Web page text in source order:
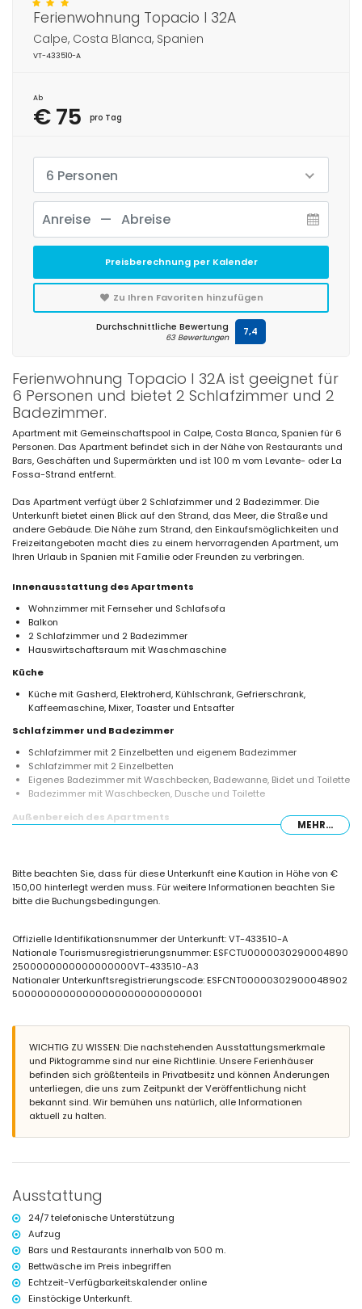
Ferienwohnung Topacio I 32A ist geeignet für
6 Personen und bietet 2 Schlafzimmer und 2
Badezimmer.
Apartment mit Gemeinschaftspool in Calpe, Costa Blanca, Spanien für 6
Personen. Das Apartment befindet sich in der Nähe von Restaurants und
Bars, Geschäften und Supermärkten und ist 100 m vom Levante- oder La
Fossa-Strand entfernt.
Das Apartment verfügt über 2 Schlafzimmer und 2 Badezimmer. Die
Unterkunft bietet einen Blick auf den Strand, das Meer, die Straße und
andere Gebäude. Die Nähe zum Strand, den Einkaufsmöglichkeiten und
Freizeitangeboten macht dies zu einem hervorragenden Apartment, um
Ihren Urlaub in Spanien mit Familie oder Freunden zu verbringen.
Innenausstattung des Apartments
Wohnzimmer mit Fernseher und Schlafsofa
Balkon
2 Schlafzimmer und 2 Badezimmer
Hauswirtschaftsraum mit Waschmaschine
Küche
Küche mit Gasherd, Elektroherd, Kühlschrank, Gefrierschrank,
Kaffeemaschine, Mixer, Toaster und Entsafter
Schlafzimmer und Badezimmer
Schlafzimmer mit 2 Einzelbetten und eigenem Badezimmer
Schlafzimmer mit 2 Einzelbetten
Eigenes Badezimmer mit Waschbecken, Badewanne, Bidet und Toilette
Badezimmer mit Waschbecken, Dusche und Toilette
Außenbereich des Apartments
Außendusche
Weitere Informationen
vom Apartment)
nächster Flughafen: El Altet (Alicante) (innerhalb von 100 Kilometern
vom Apartment)
zweitnächster Flughafen: Manises (Valencia) (> 100 Kilometer)
Rauchen nicht gestattet
Die Unterkunft ist sehr geeignet für Familien mit Kindern.
Ausstattung und Dienstleistungen, die im Mietpreis des
Apartments enthalten sind
Internet (Glasfaser)
Bügeleisen und Bügelbrett
Kinderbett (auf Anfrage)
Sportmöglichkeiten
Tennis (innerhalb von 5 Kilometern vom Apartment)
Golf (innerhalb von 10 Kilometern vom Apartment)
MEHR...
Bitte beachten Sie, dass für diese Unterkunft eine Kaution in Höhe von €
150,00 hinterlegt werden muss. Für weitere Informationen beachten Sie
bitte die Buchungsbedingungen.
Offizielle Identifikationsnummer der Unterkunft: VT-433510-A
Nationale Tourismusregistrierungsnummer: ESFCTU0000030290004890
2500000000000000000VT-433510-A3
Nationaler Unterkunftsregistrierungscode: ESFCNT00000302900048902
500000000000000000000000000001
WICHTIG ZU WISSEN: Die nachstehenden Ausstattungsmerkmale
und Piktogramme sind nur eine Richtlinie. Unsere Ferienhäuser
befinden sich größtenteils in Privatbesitz und können Änderungen
unterliegen, die uns zum Zeitpunkt der Veröffentlichung nicht
bekannt sind. Wir bemühen uns natürlich, alle Informationen
aktuell zu halten.
Ausstattung
24/7 telefonische Unterstützung
Aufzug
Bars und Restaurants innerhalb von 500 m.
Bettwäsche im Preis inbegriffen
Echtzeit-Verfügbarkeitskalender online
Einstöckige Unterkunft.
Ferienwohnung Topacio I 32A
Calpe, Costa Blanca, Spanien
VT-433510-A
Ab
€ 75 pro Tag
6 Personen
Preisberechnung per Kalender
Zu Ihren Favoriten hinzufügen
Durchschnittliche Bewertung
63 Bewertungen 7,4